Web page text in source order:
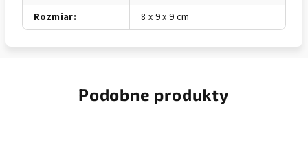
Rozmiar: 8 x 9 x 9 cm
Podobne produkty